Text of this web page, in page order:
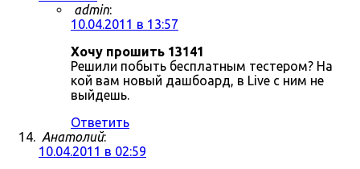
admin:
10.04.2011 в 13:57
Хочу прошить 13141
Решили побыть бесплатным тестером? На
кой вам новый дашбоард, в Live с ним не
выйдешь.
Ответить
Анатолий:
10.04.2011 в 02:59